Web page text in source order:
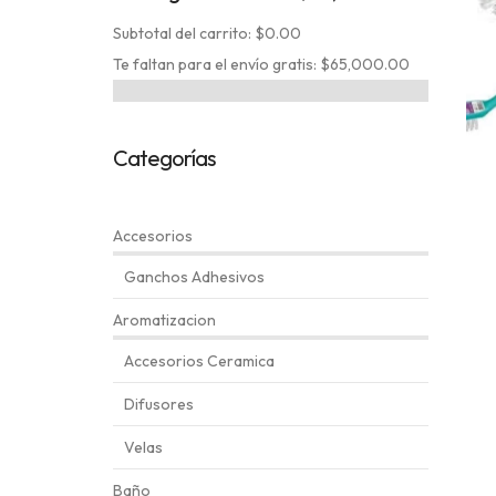
Subtotal del carrito: $0.00
Te faltan para el envío gratis: $65,000.00
Categorías
Accesorios
Ganchos Adhesivos
Aromatizacion
Accesorios Ceramica
Difusores
Velas
Baño